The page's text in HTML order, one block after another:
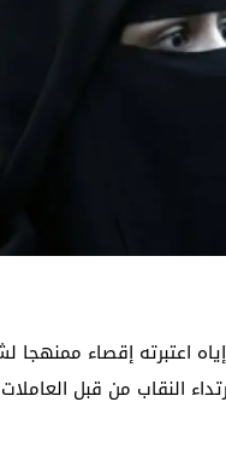
اعتبرته إقصاء ممنهجا
النقاب من قبل